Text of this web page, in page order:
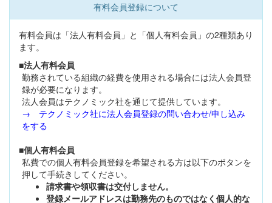
有料会員登録について
有料会員は「法人有料会員」と「個人有料会員」の2種類あり
ます。
■法人有料会員
勤務されている組織の経費を使用される場合には法人会員登
録が必要になります。
法人会員はテクノミック社を通じて提供しています。
→ テクノミック社に法人会員登録の問い合わせ/申し込み
をする
■個人有料会員
私費での個人有料会員登録を希望される方は以下のボタンを
押して手続きしてください。
請求書や領収書は交付しません。
登録メールアドレスは勤務先のものではなく個人的な